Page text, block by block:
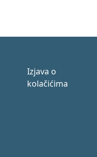
Izjava o
kolačićima